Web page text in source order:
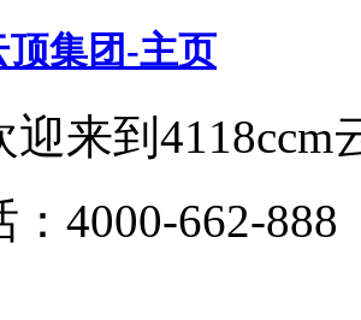
顶集团-主页
迎来到4118ccm
：4000-662-